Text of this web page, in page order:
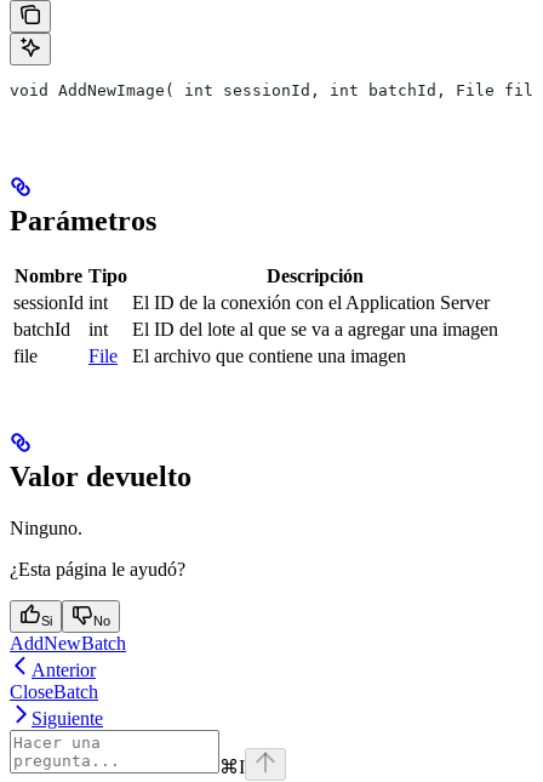
void AddNewImage( int sessionId, int batchId, File
Parámetros
Nombre Tipo
Descripción
sessionId int
El ID de la conexión con el Application Server
batchId
int
El ID del lote al que se va a agregar una imagen
file
File El archivo que contiene una imagen
Valor devuelto
Ninguno.
¿Esta página le ayudó?
Si No
AddNewBatch
Anterior
CloseBatch
Siguiente
⌘I